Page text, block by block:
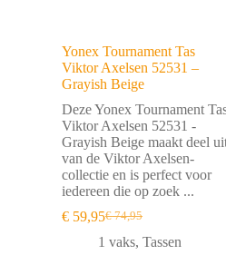
Yonex Tournament Tas
Viktor Axelsen 52531 –
Grayish Beige
Deze Yonex Tournament
Viktor Axelsen 52531 -
Grayish Beige maakt deel
van de Viktor Axelsen-
collectie en is perfect voor
iedereen die op zoek ...
€74,95
Oorspronkelijke
prijs
€ 59,95Huidige
prijs
1 vaks,Tassen